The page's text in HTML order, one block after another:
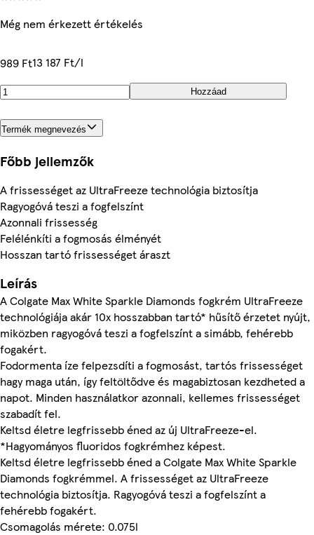
Még nem érkezett értékelés
989 Ft13 187 Ft/l
Hozzáad
Termék megnevezés
Főbb jellemzők
A frissességet az UltraFreeze technológia biztosítja
Ragyogóvá teszi a fogfelszínt
Azonnali frissesség
Felélénkíti a fogmosás élményét
Hosszan tartó frissességet áraszt
Leírás
A Colgate Max White Sparkle Diamonds fogkrém UltraFreeze
technológiája akár 10x hosszabban tartó* hűsítő érzetet nyújt,
miközben ragyogóvá teszi a fogfelszínt a simább, fehérebb
fogakért.
Fodormenta íze felpezsdíti a fogmosást, tartós frissességet
hagy maga után, így feltöltődve és magabiztosan kezdheted a
napot. Minden használatkor azonnali, kellemes frissességet
szabadít fel.
Keltsd életre legfrissebb éned az új UltraFreeze-el.
*Hagyományos fluoridos fogkrémhez képest.
Keltsd életre legfrissebb éned a Colgate Max White Sparkle
Diamonds fogkrémmel. A frissességet az UltraFreeze
technológia biztosítja. Ragyogóvá teszi a fogfelszínt a
fehérebb fogakért.
Csomagolás mérete: 0.075l